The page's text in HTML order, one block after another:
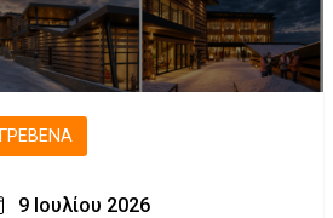
ΓΡΕΒΕΝΆ
9 Ιουλίου 2026